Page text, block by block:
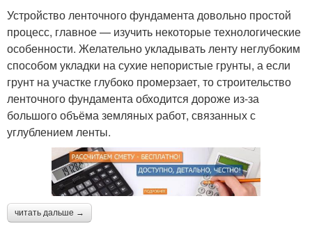
Устройство ленточного фундамента довольно простой
процесс, главное — изучить некоторые технологические
особенности. Желательно укладывать ленту неглубоким
способом укладки на сухие непористые грунты, а если
грунт на участке глубоко промерзает, то строительство
ленточного фундамента обходится дороже из-за
большого объёма земляных работ, связанных с
углублением ленты.
читать дальше →